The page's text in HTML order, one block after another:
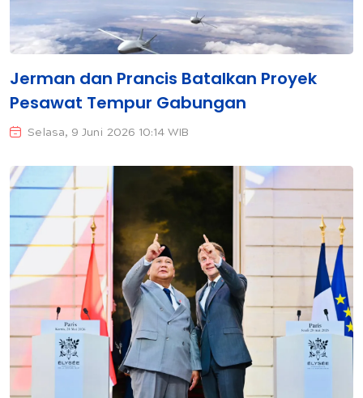
Jerman dan Prancis Batalkan Proyek
Pesawat Tempur Gabungan
Selasa, 9 Juni 2026 10:14 WIB